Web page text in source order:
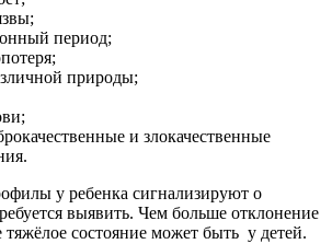
период;
природы;
и злокачественные
у ребенка сигнализируют о
выявить. Чем больше отклонение
состояние может быть у детей.